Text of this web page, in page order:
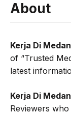
About
Kerja Di Medan
of “Trusted
latest
Kerja Di Medan
Reviewers